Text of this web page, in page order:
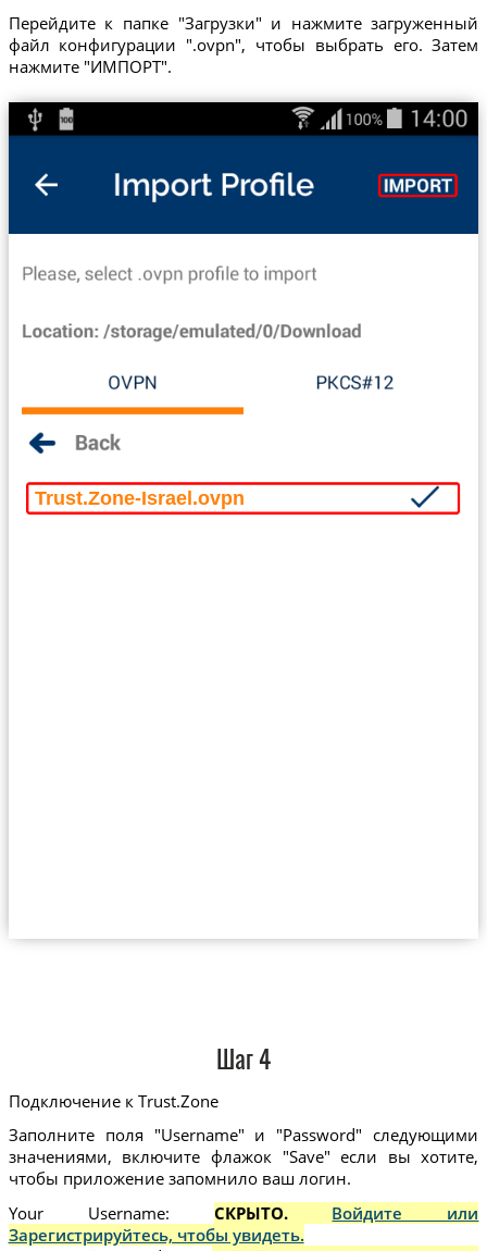
Перейдите к папке "Загрузки" и нажмите загруженный
файл конфигурации ".ovpn", чтобы выбрать его. Затем
нажмите "ИМПОРТ".
Trust.Zone-Israel.ovpn
Шаг 4
Подключение к Trust.Zone
Заполните поля "Username" и "Password" следующими
значениями, включите флажок "Save" если вы хотите,
чтобы приложение запомнило ваш логин.
Your Username: СКРЫТО. Войдите или
Зарегистрируйтесь, чтобы увидеть.